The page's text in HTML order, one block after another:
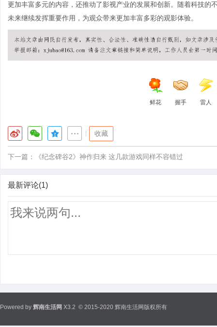
更加丰富多元的内容，还推动了影视产业的发展和创新。随着科技的
未来继续发挥重要作用，为观众带来更加丰富多彩的观影体验。
鲜花 握手 雷人
收藏
下一篇： 《纪念碑谷2》神作归来 这几款游戏同样不容错过
最新评论(1)
Powered by 辉南生活网 X3.2 © 2015-2020 辉南生活网版权所有